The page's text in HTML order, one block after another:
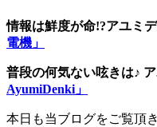
情報は鮮度が命!?アユミ
電機」
普段の何気ない呟きは♪
AyumiDenki」
本日も当ブログをご覧頂